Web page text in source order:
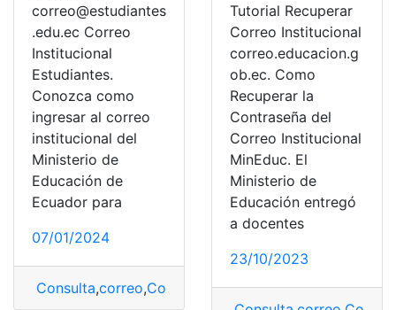
correo@estudiantes
.edu.ec Correo
Institucional
Estudiantes.
Conozca como
ingresar al correo
institucional del
Ministerio de
Educación de
Ecuador para
07/01/2024
Consulta,correo,Correo institucional,Estudiantes
Tutorial Recuperar
Correo Institucional
correo.educacion.g
ob.ec. Como
Recuperar la
Contraseña del
Correo Institucional
MinEduc. El
Ministerio de
Educación entregó
a docentes
23/10/2023